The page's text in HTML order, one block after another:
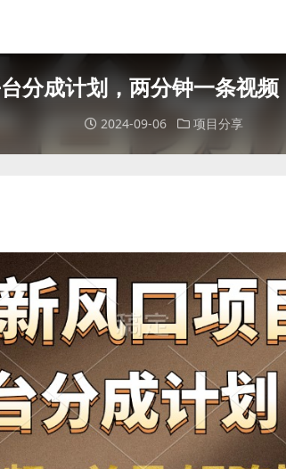
分成计划，两分钟一条视
2024-09-06 项目分享